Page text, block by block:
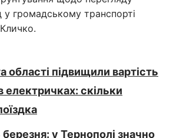
у громадському транспорті
області підвищили вартість
електричках: скільки
у Тернополі значно